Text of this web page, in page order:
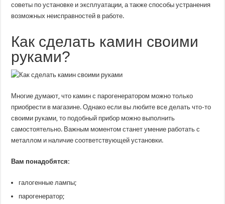
советы по установке и эксплуатации, а также способы устранения
возможных неисправностей в работе.
Как сделать камин своими
руками?
Многие думают, что камин с парогенератором можно только
приобрести в магазине. Однако если вы любите все делать что-то
своими руками, то подобный прибор можно выполнить
самостоятельно. Важным моментом станет умение работать с
металлом и наличие соответствующей установки.
Вам понадобятся:
галогенные лампы;
парогенератор;